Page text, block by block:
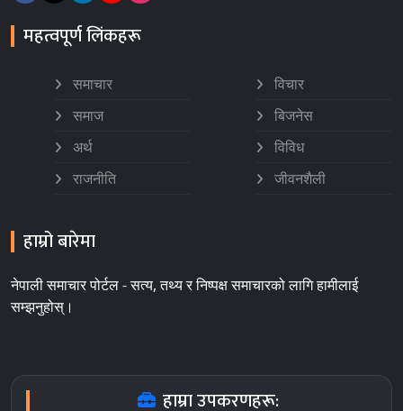
महत्वपूर्ण लिंकहरू
समाचार
समाज
अर्थ
राजनीति
विचार
बिजनेस
विविध
जीवनशैली
हाम्रो बारेमा
नेपाली समाचार पोर्टल - सत्य, तथ्य र निष्पक्ष समाचारको लागि हामीलाई
सम्झनुहोस्।
हाम्रा उपकरणहरू: